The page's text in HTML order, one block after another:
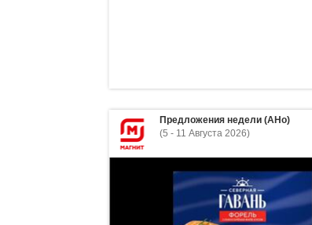
Предложения недели (АНо)
(5 - 11 Августа 2026)